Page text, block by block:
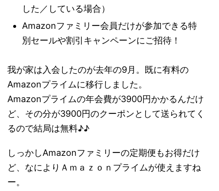
した／している場合）
Amazonファミリー会員だけが参加できる特
別セールや割引キャンペーンにご招待！
我が家は入会したのが去年の9月。既に有料の
Amazonプライムに移行しました。
Amazonプライムの年会費が3900円かかるんだけ
ど、その分が3900円のクーポンとして送られてく
るので結局は無料♪♪
しっかしAmazonファミリーの定期便もお得だけ
ど、なによりＡｍａｚｏｎプライムが使えますね
ー。